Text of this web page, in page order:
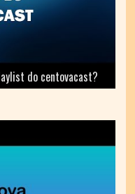
do centovacast?